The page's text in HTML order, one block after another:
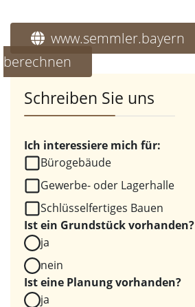
www.semmler.bayern
berechnen
Schreiben Sie uns
Ich interessiere mich für:
Bürogebäude
Gewerbe- oder Lagerhalle
Schlüsselfertiges Bauen
Ist ein Grundstück vorhanden?
ja
nein
Ist eine Planung vorhanden?
ja